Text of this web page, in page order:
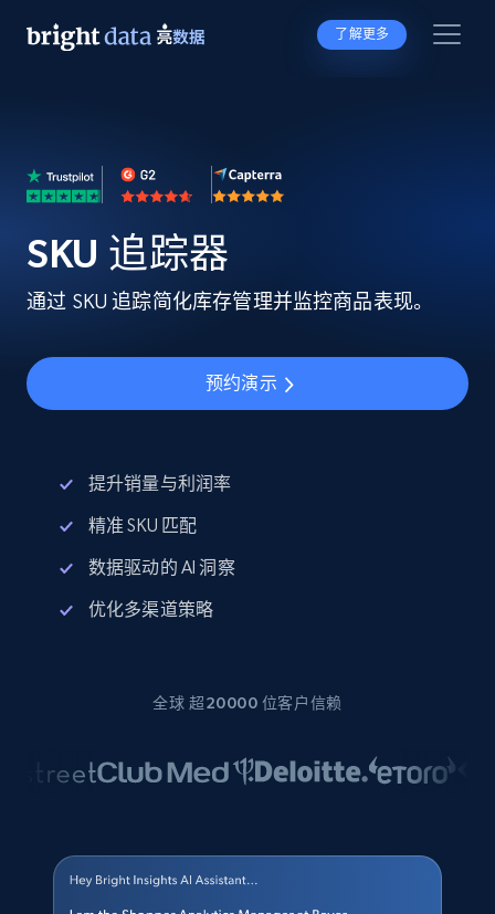
了解更多
SKU 追踪器
通过 SKU 追踪简化库存管理并监控商品表现。
预约演示
提升销量与利润率
精准 SKU 匹配
数据驱动的 AI 洞察
优化多渠道策略
全球 超20000 位客户信赖